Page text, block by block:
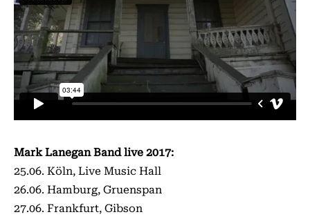
Mark Lanegan Band live 2017:
25.06. Köln, Live Music Hall
26.06. Hamburg, Gruenspan
27.06. Frankfurt, Gibson